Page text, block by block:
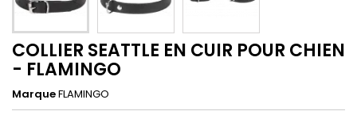
COLLIER SEATTLE EN CUIR POUR CHIEN
- FLAMINGO
MarqueFLAMINGO